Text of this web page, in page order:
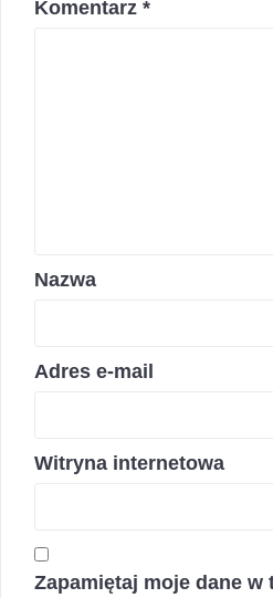
Komentarz *
Nazwa
Adres e-mail
Witryna internetowa
Zapamiętaj moje dane w